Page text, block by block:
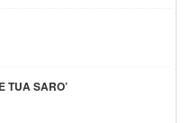
TUA SARO’